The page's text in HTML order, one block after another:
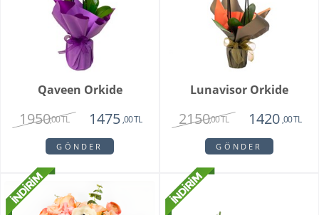
Qaveen Orkide
1950,00 TL 1475 ,00 TL
GÖNDER
Lunavisor Orkide
2150,00 TL 1420 ,00 TL
GÖNDER